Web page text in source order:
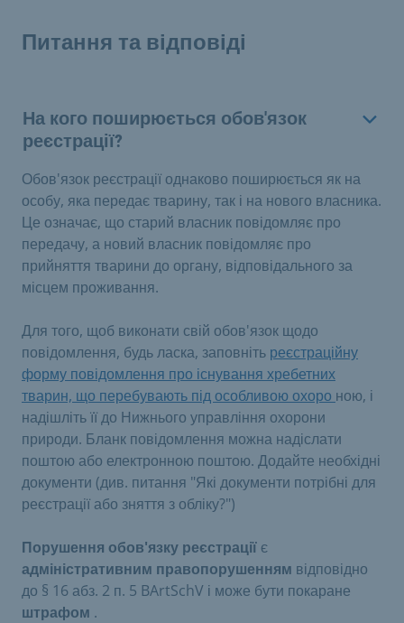
Питання та відповіді
На кого поширюється обов'язок
реєстрації?
Обов'язок реєстрації однаково поширюється як на
особу, яка передає тварину, так і на нового власника.
Це означає, що старий власник повідомляє про
передачу, а новий власник повідомляє про
прийняття тварини до органу, відповідального за
місцем проживання.
Для того, щоб виконати свій обов'язок щодо
повідомлення, будь ласка, заповніть реєстраційну
форму повідомлення про існування хребетних
тварин, що перебувають під особливою охоро ною, і
надішліть її до Нижнього управління охорони
природи. Бланк повідомлення можна надіслати
поштою або електронною поштою. Додайте необхідні
документи (див. питання "Які документи потрібні для
реєстрації або зняття з обліку?")
Порушення обов'язку реєстрації є
адміністративним правопорушенням відповідно
до § 16 абз. 2 п. 5 BArtSchV і може бути покаране
штрафом .